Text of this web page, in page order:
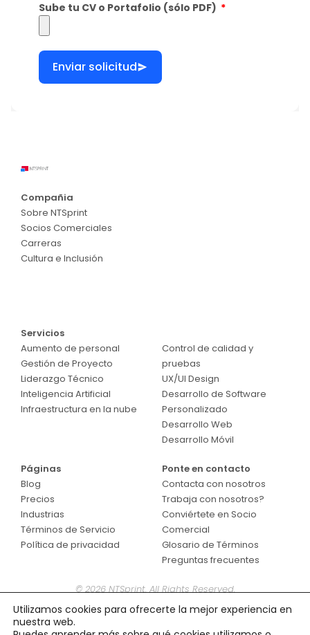
Sube tu CV o Portafolio (sólo PDF)
Enviar solicitud
Compañia
Sobre NTSprint
Socios Comerciales
Carreras
Cultura e Inclusión
Servicios
Aumento de personal
Gestión de Proyecto
Liderazgo Técnico
Inteligencia Artificial
Infraestructura en la nube
Control de calidad y
pruebas
UX/UI Design
Desarrollo de Software
Personalizado
Desarrollo Web
Desarrollo Móvil
Páginas
Blog
Precios
Industrias
Términos de Servicio
Política de privacidad
Ponte en contacto
Contacta con nosotros
Trabaja con nosotros?
Conviértete en Socio
Comercial
Glosario de Términos
Preguntas frecuentes
© 2026 NTSprint. All Rights Reserved.
Utilizamos cookies para ofrecerte la mejor experiencia en
nuestra web.